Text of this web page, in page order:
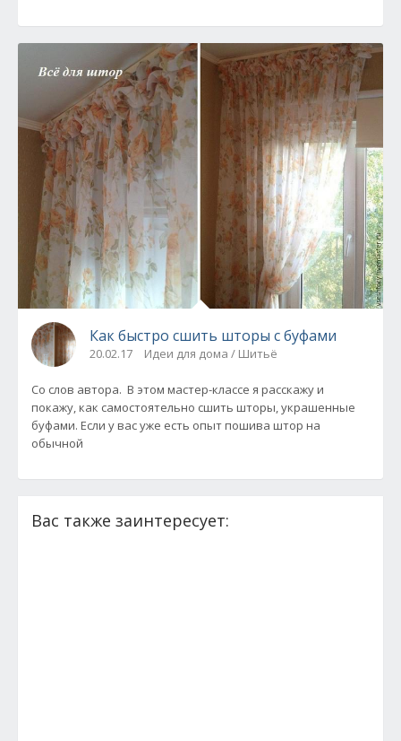
Как быстро сшить шторы с буфами
20.02.17 Идеи для дома / Шитьё
Со слов автора. В этом мастер-классе я расскажу и
покажу, как самостоятельно сшить шторы, украшенные
буфами. Если у вас уже есть опыт пошива штор на
обычной
Вас также заинтересует: